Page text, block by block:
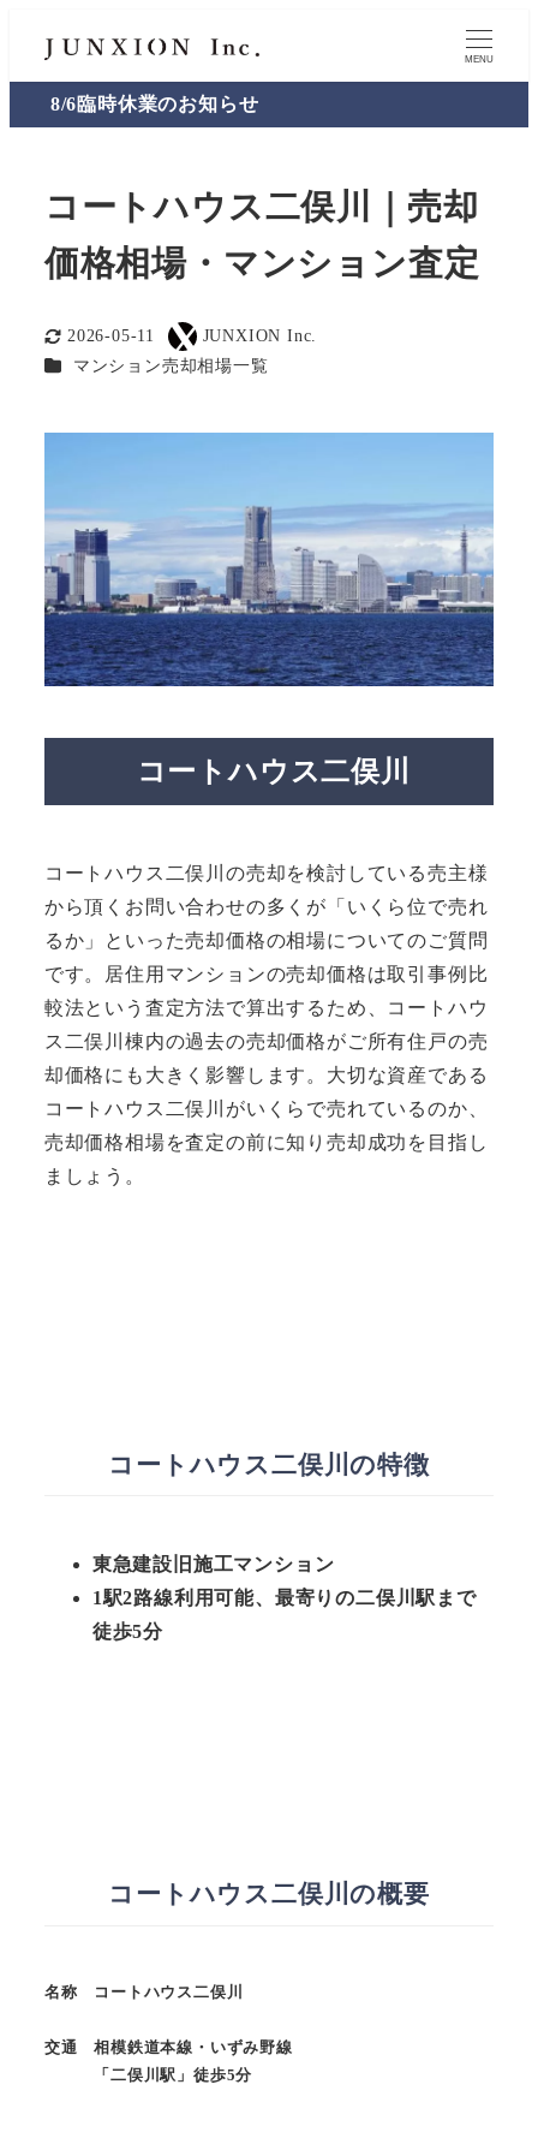
MENU
8/6臨時休業のお知らせ
コートハウス二俣川｜売却
価格相場・マンション査定
更新日
2026-05-11
著
者
JUNXION Inc.
カテゴリー
マンション売却相場一覧
コートハウス二俣川
コートハウス二俣川の売却を検討している売主様
から頂くお問い合わせの多くが「いくら位で売れ
るか」といった売却価格の相場についてのご質問
です。居住用マンションの売却価格は取引事例比
較法という査定方法で算出するため、コートハウ
ス二俣川棟内の過去の売却価格がご所有住戸の売
却価格にも大きく影響します。大切な資産である
コートハウス二俣川がいくらで売れているのか、
売却価格相場を査定の前に知り売却成功を目指し
ましょう。
コートハウス二俣川の特徴
東急建設旧施工マンション
1駅2路線利用可能、最寄りの二俣川駅まで
徒歩5分
コートハウス二俣川の概要
名称 コートハウス二俣川
交通 相模鉄道本線・いずみ野線
「二俣川駅」徒歩5分